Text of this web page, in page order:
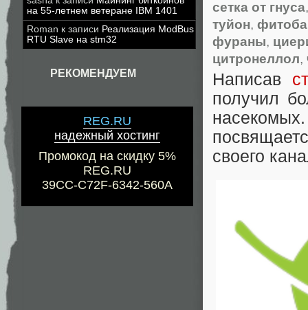
на 55-летнем ветеране IBM 1401
Roman к записи Реализация ModBus
RTU Slave на stm32
РЕКОМЕНДУЕМ
REG.RU
надежный хостинг
Промокод на скидку 5%
REG.RU
39CC-C72F-6342-560A
сетка от гнуса
туйон,
фураны,
цитронеллол,
Написав
получил
своего